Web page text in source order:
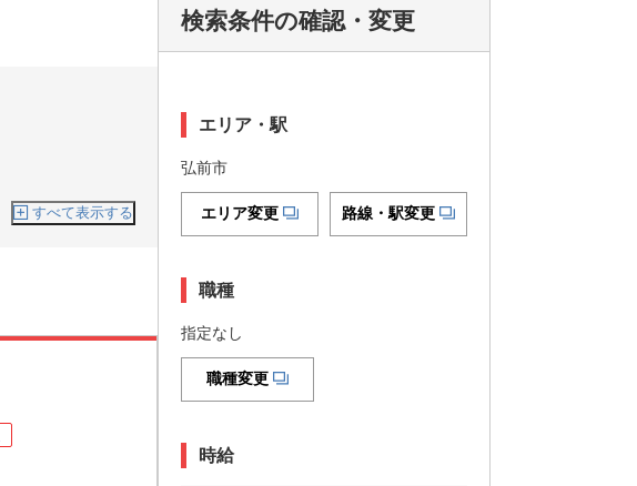
すべて表示する
検索条件の確認・変更
エリア・駅
弘前市
エリア変更 路線・駅変更
職種
指定なし
職種変更
時給